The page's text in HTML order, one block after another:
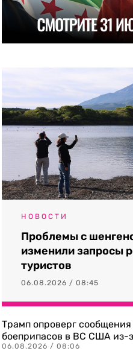
НОВОСТИ
Проблемы с
изменили запросы
туристов
06.08.2026 / 08:45
Трамп опроверг сообщения
боеприпасов в ВС США из-
06.08.2026 / 08:06